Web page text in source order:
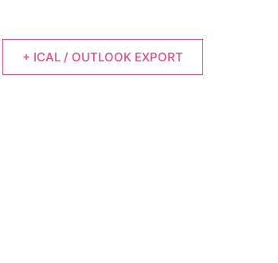
+ ICAL / OUTLOOK EXPORT